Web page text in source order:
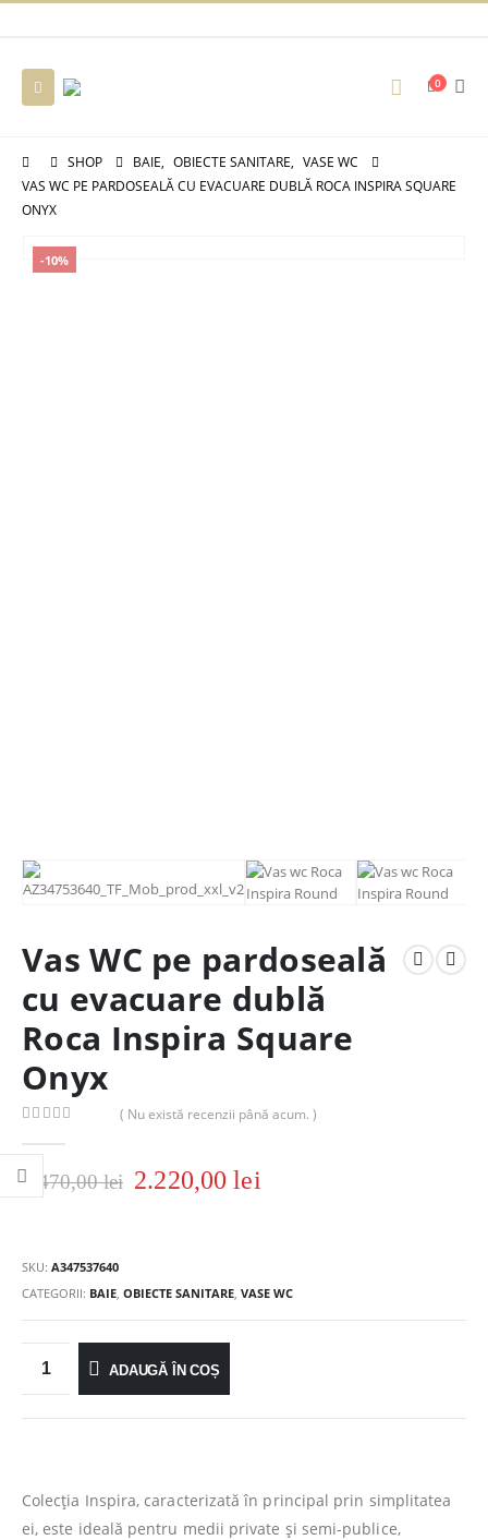
0
SHOP BAIE, OBIECTE SANITARE, VASE WC
VAS WC PE PARDOSEALĂ CU EVACUARE DUBLĂ ROCA INSPIRA SQUARE
ONYX
-10%
Vas WC pe pardoseală
cu evacuare dublă
Roca Inspira Square
Onyx
( Nu există recenzii până acum. )
2.470,00lei 2.220,00lei
SKU: A347537640
CATEGORII: BAIE, OBIECTE SANITARE, VASE WC
ADAUGĂ ÎN COȘ
Colecția Inspira, caracterizată în principal prin simplitatea
ei, este ideală pentru medii private și semi-publice,